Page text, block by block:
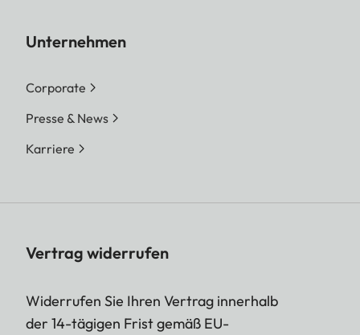
Unternehmen
Corporate
Presse & News
Karriere
Vertrag widerrufen
Widerrufen Sie Ihren Vertrag innerhalb
der 14-tägigen Frist gemäß EU-